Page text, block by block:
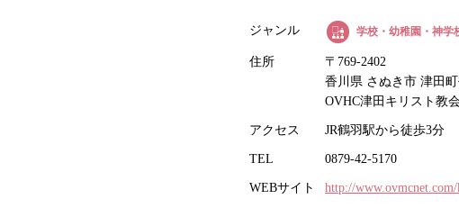
ジャンル 学校・幼稚園・神学
住所
〒769-2402
香川県 さぬき市 津田
OVHC津田キリスト教
アクセス JR鶴羽駅から徒歩3分
TEL 0879-42-5170
WEBサイト http://